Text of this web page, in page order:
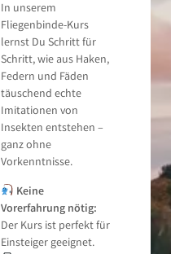
In unserem
Fliegenbinde-Kurs
lernst Du Schritt für
Schritt, wie aus Haken,
Federn und Fäden
täuschend echte
Imitationen von
Insekten entstehen –
ganz ohne
Vorkenntnisse.
Keine
Vorerfahrung nötig:
Der Kurs ist perfekt für
Einsteiger geeignet.